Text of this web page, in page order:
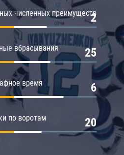
численных преимуществ
2
вбрасывания 25
время 6
по воротам 20